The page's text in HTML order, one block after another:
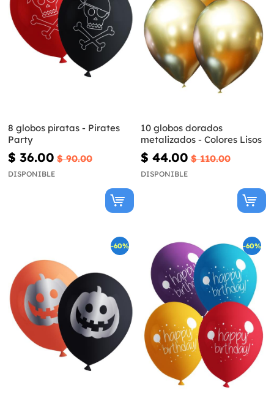
8 globos piratas - Pirates
Party
$ 36.00 $ 90.00
DISPONIBLE
10 globos dorados
metalizados - Colores Lisos
$ 44.00 $ 110.00
DISPONIBLE
-60% -60%